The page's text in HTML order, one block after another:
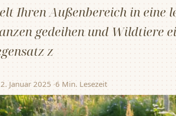
Ihren Außenbereich in eine
gedeihen und Wildtiere
z
2. Januar 2025 ·6 Min. Lesezeit